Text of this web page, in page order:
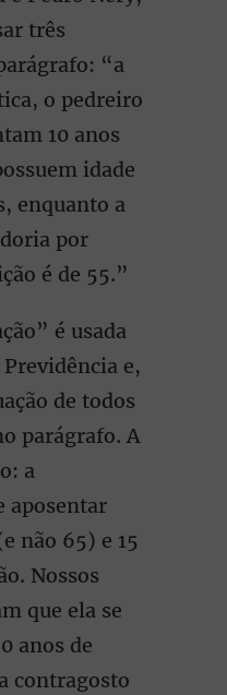
três
“a
o pedreiro
10 anos
idade
enquanto a
por
é de 55.”
é usada
e,
de todos
parágrafo. A
a
aposentar
não 65) e 15
Nossos
que ela se
anos de
contragosto